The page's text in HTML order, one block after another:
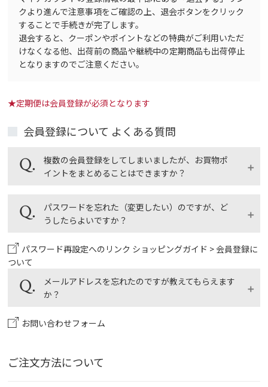
クより進んで注意事項をご確認の上、退会ボタンをクリック
することで手続きが完了します。
退会すると、クーポンやポイントなどの特典がご利用いただ
けなくなる他、出荷前の商品や継続中の定期商品も出荷停止
となりますのでご注意ください。
★定期便は会員登録が必須となります
会員登録について よくある質問
複数の会員登録をしてしまいましたが、お買物ポ
イントをまとめることはできますか？
ご希望の会員IDにお買物ポイントをまとめることがで
きます。 利用されていた会員IDすべてと、今後使いた
い。ご本人様確認のためのお名前、電話番号、メール
象外とさせていただきます。
パスワードを忘れた（変更したい）のですが、ど
うしたらよいですか？
マイアカウントで「パスワードを忘れた方はこちら」
画面に進みます。ご登録のメールアドレスを入力し
て、「決定」ボタンをクリックすると、ご登録のメー
届きますので、指示に従って操作を完了してくださ
パスワード再設定へのリンク ショッピングガイド > 会員登録に
ついて
メールアドレスを忘れたのですが教えてもらえます
か？
会員登録、ご購入の際にorder@fukumitsuya.co.jpよ
[福光屋]もしくは[fukumitsuya]でご検索下さい。該
当するメールが見当たらない場合はお電話、もしくは
お問い合わせフォーム
ご注文方法について